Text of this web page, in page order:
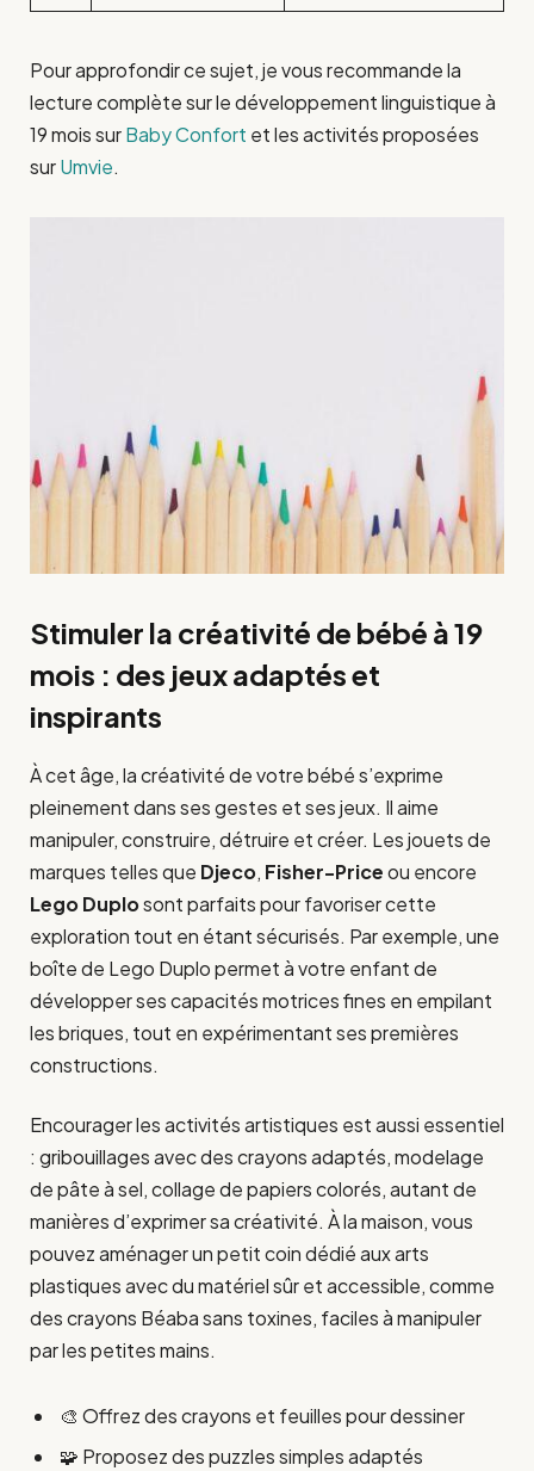
Pour approfondir ce sujet, je vous recommande la
lecture complète sur le développement linguistique à
19 mois surBaby Confort et les activités proposées
surUmvie.
Stimuler la créativité de bébé à 19
mois : des jeux adaptés et
inspirants
À cet âge, la créativité de votre bébé s’exprime
pleinement dans ses gestes et ses jeux. Il aime
manipuler, construire, détruire et créer. Les jouets de
marques telles que Djeco, Fisher-Priceou encore
Lego Duplosont parfaits pour favoriser cette
exploration tout en étant sécurisés. Par exemple, une
boîte de Lego Duplo permet à votre enfant de
développer ses capacités motrices fines en empilant
les briques, tout en expérimentant ses premières
constructions.
Encourager les activités artistiques est aussi essentiel
: gribouillages avec des crayons adaptés, modelage
de pâte à sel, collage de papiers colorés, autant de
manières d’exprimer sa créativité. À la maison, vous
pouvez aménager un petit coin dédié aux arts
plastiques avec du matériel sûr et accessible, comme
des crayons Béaba sans toxines, faciles à manipuler
par les petites mains.
🎨 Offrez des crayons et feuilles pour dessiner
🧩 Proposez des puzzles simples adaptés